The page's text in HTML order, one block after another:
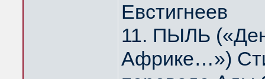
Евстигнеев
11. ПЫЛЬ
Африке…»)